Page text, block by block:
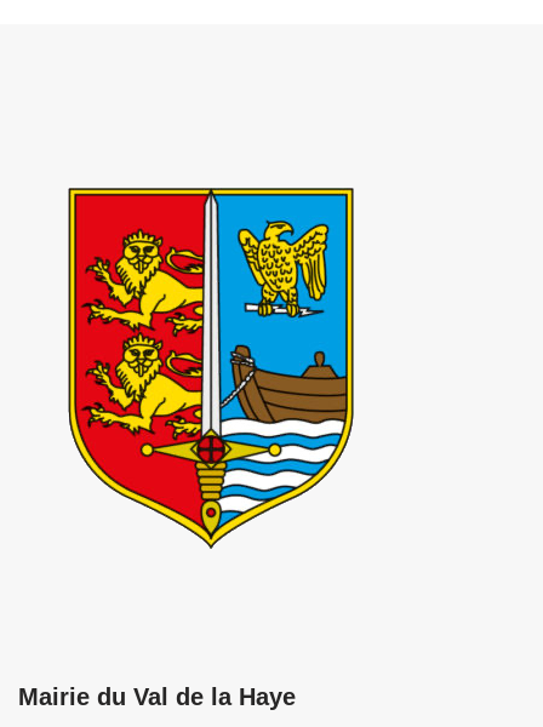
Mairie du Val de la Haye